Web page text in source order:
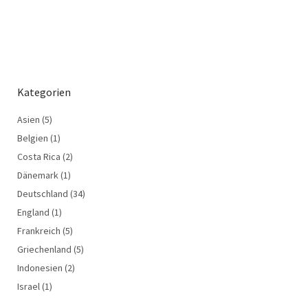
Kategorien
Asien (5)
Belgien (1)
Costa Rica (2)
Dänemark(1)
Deutschland (34)
England (1)
Frankreich (5)
Griechenland (5)
Indonesien (2)
Israel(1)